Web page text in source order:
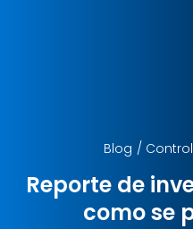
Blog /
Reporte de
como se